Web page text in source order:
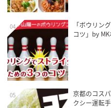
04
「ボウリン
コツ」by
05
京都のコス
クシー運転